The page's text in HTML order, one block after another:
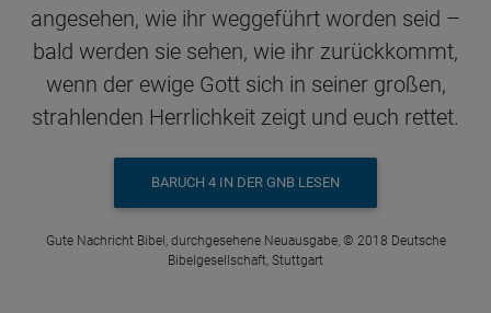
angesehen, wie ihr weggeführt worden seid –
bald werden sie sehen, wie ihr zurückkommt,
wenn der ewige Gott sich in seiner großen,
strahlenden Herrlichkeit zeigt und euch rettet.
BARUCH 4 IN DER GNB LESEN
Gute Nachricht Bibel, durchgesehene Neuausgabe, © 2018 Deutsche
Bibelgesellschaft, Stuttgart